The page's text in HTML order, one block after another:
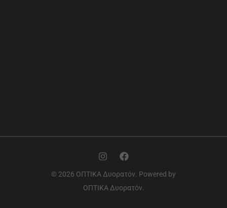
© 2026 ΟΠΤΙΚΑ Δυορατόν. Powered by
ΟΠΤΙΚΑ Δυορατόν.